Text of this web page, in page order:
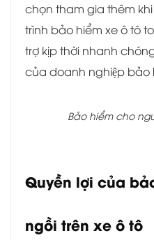
chọn tham gia thêm
trình bảo hiểm xe ô tô
trợ kịp thời nhanh
của doanh nghiệp bảo
Bảo hiểm cho
Quyền lợi của
ngồi trên xe ô tô